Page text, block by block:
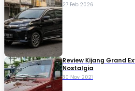
27 Feb 2026
Review Kijang Grand
Nostalgia
30 Nov 2021